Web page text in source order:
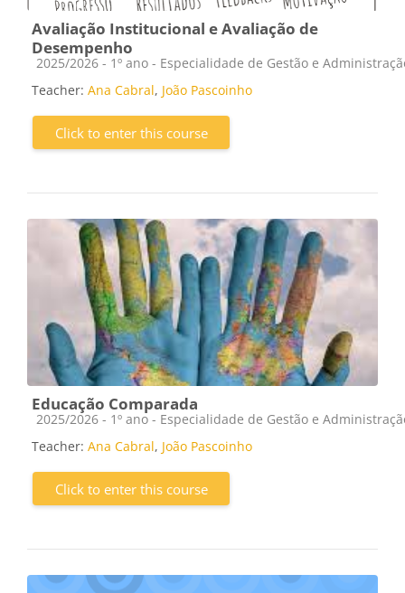
Avaliação Institucional e Avaliação de
Desempenho
Course category
2025/2026 - 1º ano - Especialidade de Gestão e
Teacher: Ana Cabral, João Pascoinho
Click to enter this course
Educação Comparada
Course category
2025/2026 - 1º ano - Especialidade de Gestão e
Teacher: Ana Cabral, João Pascoinho
Click to enter this course